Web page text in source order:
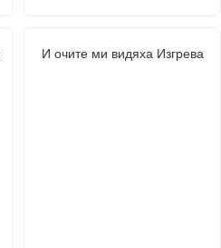
И очите ми видяха Изгрева